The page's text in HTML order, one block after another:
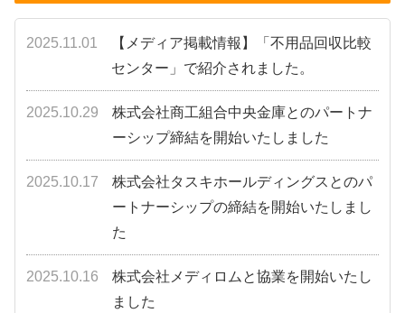
2025.11.01
【メディア掲載情報】「不用品回収比較
センター」で紹介されました。
2025.10.29
株式会社商工組合中央金庫とのパートナ
ーシップ締結を開始いたしました
2025.10.17
株式会社タスキホールディングスとのパ
ートナーシップの締結を開始いたしまし
た
2025.10.16
株式会社メディロムと協業を開始いたし
ました